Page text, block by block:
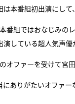
本番組初出演にして
番組ではおなじみ
している超人気声優
オファーを受けて宮
にありがたいオファ